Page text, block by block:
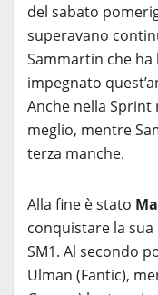
del sabato
superavano
Sammartin che
impegnato
Anche nella Sprint
meglio, mentre
terza manche.
Alla fine è stato
conquistare la
SM1. Al secondo
Ulman (Fantic),